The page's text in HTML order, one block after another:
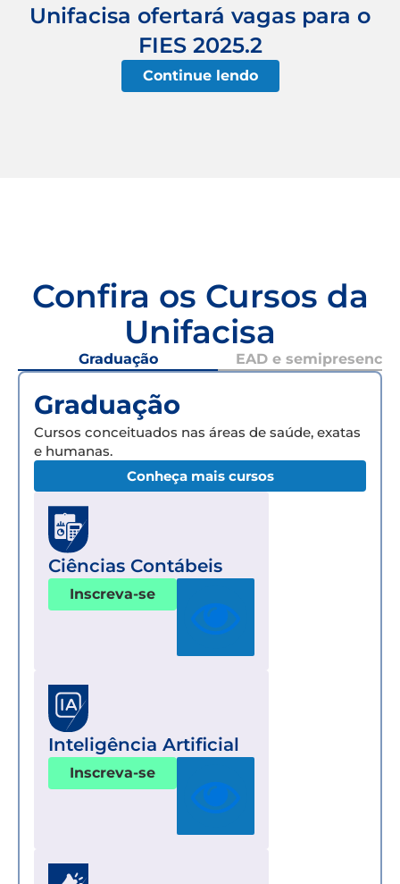
Unifacisa ofertará vagas para o
FIES 2025.2
Continue lendo
Confira os Cursos da
Unifacisa
Graduação EAD e semipresencial
Graduação
Cursos conceituados nas áreas de saúde, exatas
e humanas.
Conheça mais cursos
Ciências Contábeis
Inscreva-se
Inteligência Artificial
Inscreva-se